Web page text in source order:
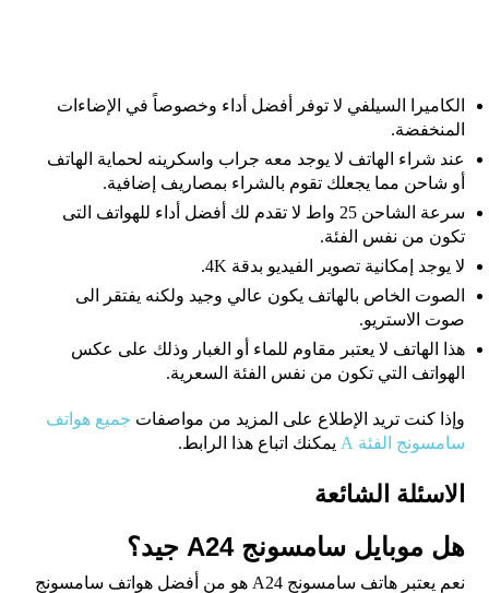
الكاميرا السيلفي لا توفر أفضل أداء وخصوصاً في الإضاءات
المنخفضة.
عند شراء الهاتف لا يوجد معه جراب واسكرينه لحماية الهاتف
أو شاحن مما يجعلك تقوم بالشراء بمصاريف إضافية.
سرعة الشاحن 25 واط لا تقدم لك أفضل أداء للهواتف التى
تكون من نفس الفئة.
لا يوجد إمكانية تصوير الفيديو بدقة 4K.
الصوت الخاص بالهاتف يكون عالي وجيد ولكنه يفتقر الى
صوت الاستريو.
هذا الهاتف لا يعتبر مقاوم للماء أو الغبار وذلك على عكس
الهواتف التي تكون من نفس الفئة السعرية.
وإذا كنت تريد الإطلاع على المزيد من مواصفات جميع هواتف
سامسونج الفئة A
يمكنك اتباع هذا الرابط.
الاسئلة الشائعة
هل موبايل سامسونج A24 جيد؟
نعم يعتبر هاتف سامسونج A24 هو من أفضل هواتف سامسونج